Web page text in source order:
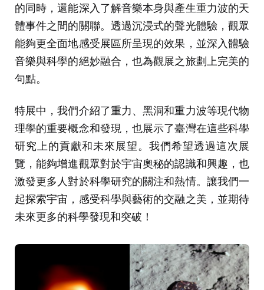
的同時，還能深入了解音樂本身與產生重力波的天
體事件之間的關聯。透過沉浸式的聲光體驗，觀眾
能夠更全面地感受展區所呈現的效果，並深入體驗
音樂與科學的絕妙融合，也為觀展之旅劃上完美的
句點。
特展中，我們介紹了重力、黑洞和重力波等現代物
理學的重要概念和發現，也展示了臺灣在這些科學
研究上的貢獻和未來展望。我們希望透過這次展
覽，能夠增進觀眾對於宇宙奧秘的認識和興趣，也
激發更多人對於科學研究的關注和熱情。讓我們一
起探索宇宙，感受科學與藝術的交融之美，並期待
未來更多的科學發現和突破！